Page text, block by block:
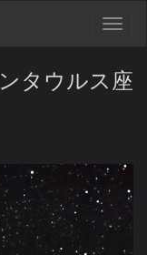
タウルス座